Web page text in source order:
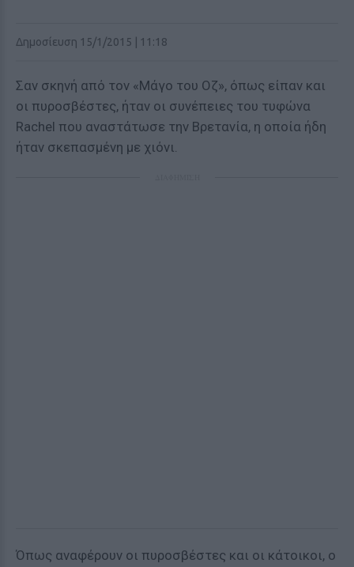
Δημοσίευση 15/1/2015 | 11:18
Σαν σκηνή από τον «Μάγο του Οζ», όπως είπαν και
οι πυροσβέστες, ήταν οι συνέπειες του τυφώνα
Rachel που αναστάτωσε την Βρετανία, η οποία ήδη
ήταν σκεπασμένη με χιόνι.
Όπως αναφέρουν οι πυροσβέστες και οι κάτοικοι, ο